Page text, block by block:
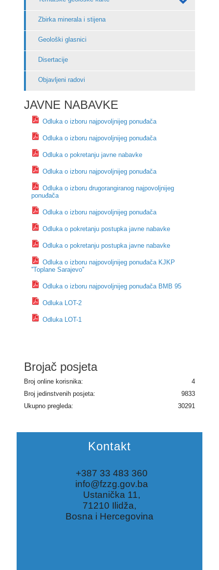
Zbirka minerala i stijena
Geološki glasnici
Disertacije
Objavljeni radovi
JAVNE NABAVKE
Odluka o izboru najpovoljnijeg ponuđača
Odluka o izboru najpovoljnijeg ponuđača
Odluka o pokretanju javne nabavke
Odluka o izboru najpovoljnijeg ponuđača
Odluka o izboru drugorangiranog najpovoljnijeg
ponuđača
Odluka o izboru najpovoljnijeg ponuđača
Odluka o pokretanju postupka javne nabavke
Odluka o pokretanju postupka javne nabavke
Odluka o izboru najpovoljnijeg ponuđača KJKP
''Toplane Sarajevo''
Odluka o izboru najpovoljnijeg ponuđača BMB 95
Odluka LOT-2
Odluka LOT-1
Brojač posjeta
Broj online korisnika:
4
Broj jedinstvenih posjeta:
9833
Ukupno pregleda:
30291
Kontakt
+387 33 483 360
info@fzzg.gov.ba
Ustanička 11,
71210 Ilidža,
Bosna i Hercegovina